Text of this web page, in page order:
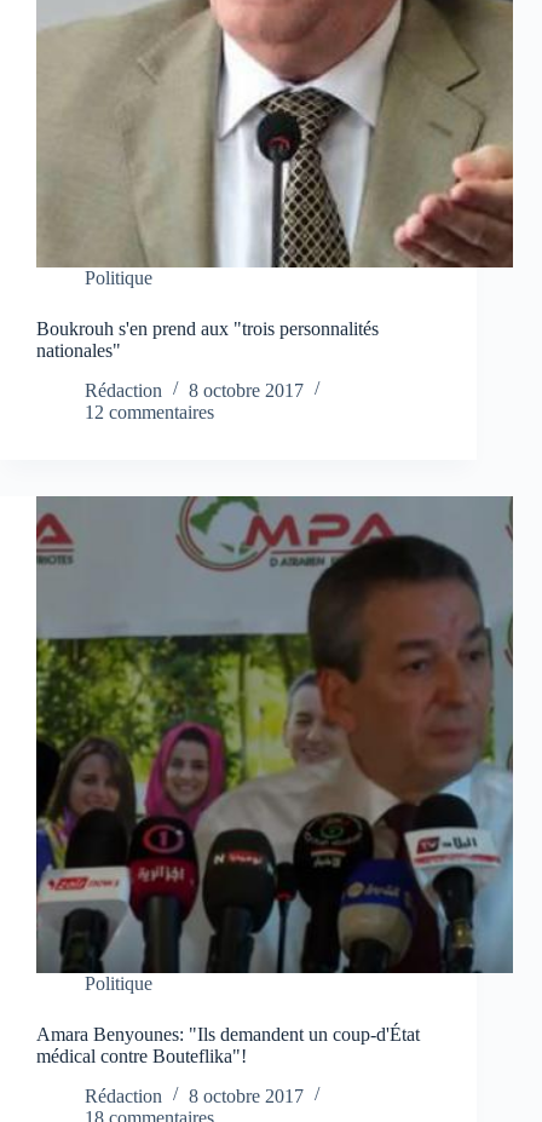
Politique
Boukrouh s'en prend aux "trois personnalités
nationales"
Rédaction
8 octobre 2017
12 commentaires
Politique
Amara Benyounes: "Ils demandent un coup-d'État
médical contre Bouteflika"!
Rédaction
8 octobre 2017
18 commentaires